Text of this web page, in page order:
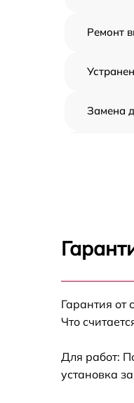
Ремонт
Замена
Гарантия
Что
Для работ:
установка